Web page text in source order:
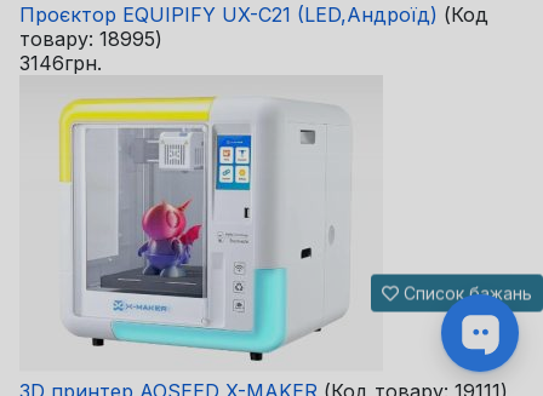
Проєктор EQUIPIFY UX-C21 (LED,Андроїд) (Код
товару: 18995)
3146грн.
3D принтер AOSEED X-MAKER (Код товару: 19111)
Список бажань